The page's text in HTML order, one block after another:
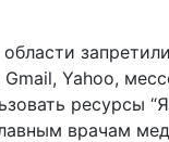
Yahoo,
ресурсы
врачам